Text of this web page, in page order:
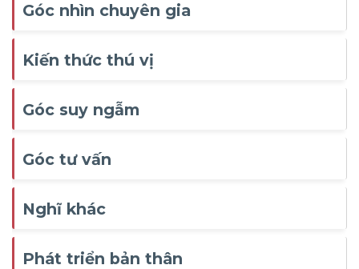
Góc nhìn chuyên gia
Kiến thức thú vị
Góc suy ngẫm
Góc tư vấn
Nghĩ khác
Phát triển bản thân